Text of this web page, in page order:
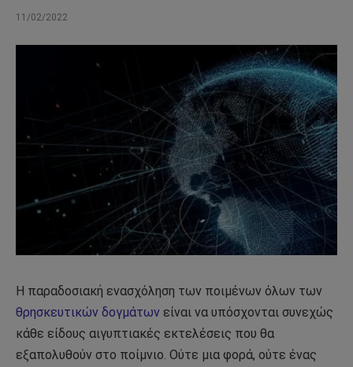
11/02/2022
Η παραδοσιακή ενασχόληση των ποιμένων όλων των
θρησκευτικών δογμάτων είναι να υπόσχονται συνεχώς
κάθε είδους αιγυπτιακές εκτελέσεις που θα
εξαπολυθούν στο ποίμνιο. Ούτε μια φορά, ούτε ένας